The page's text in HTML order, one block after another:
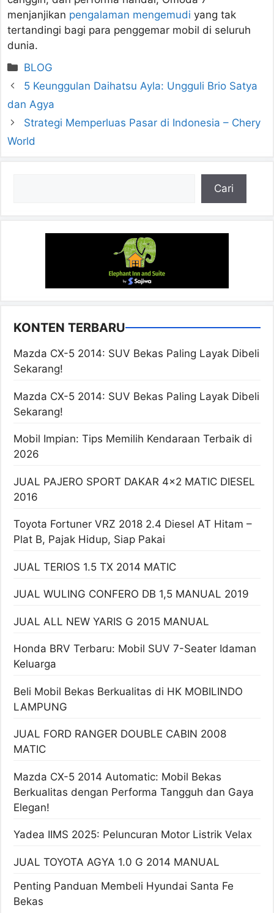
menjanjikan pengalaman mengemudi yang tak
tertandingi bagi para penggemar mobil di seluruh
dunia.
Kategori
BLOG
5 Keunggulan Daihatsu Ayla: Ungguli Brio Satya
dan Agya
Strategi Memperluas Pasar di Indonesia – Chery
World
Cari
KONTEN TERBARU
Mazda CX-5 2014: SUV Bekas Paling Layak Dibeli
Sekarang!
Mazda CX-5 2014: SUV Bekas Paling Layak Dibeli
Sekarang!
Mobil Impian: Tips Memilih Kendaraan Terbaik di
2026
JUAL PAJERO SPORT DAKAR 4×2 MATIC DIESEL
2016
Toyota Fortuner VRZ 2018 2.4 Diesel AT Hitam –
Plat B, Pajak Hidup, Siap Pakai
JUAL TERIOS 1.5 TX 2014 MATIC
JUAL WULING CONFERO DB 1,5 MANUAL 2019
JUAL ALL NEW YARIS G 2015 MANUAL
Honda BRV Terbaru: Mobil SUV 7-Seater Idaman
Keluarga
Beli Mobil Bekas Berkualitas di HK MOBILINDO
LAMPUNG
JUAL FORD RANGER DOUBLE CABIN 2008
MATIC
Mazda CX-5 2014 Automatic: Mobil Bekas
Berkualitas dengan Performa Tangguh dan Gaya
Elegan!
Yadea IIMS 2025: Peluncuran Motor Listrik Velax
JUAL TOYOTA AGYA 1.0 G 2014 MANUAL
Penting Panduan Membeli Hyundai Santa Fe
Bekas